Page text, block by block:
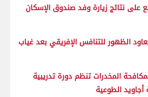
على نتائج زيارة وفد صندوق الإسكان
الظهور للتنافس الإفريقي بعد غياب
المخدرات تنظم دورة تدريبية
الطوعية